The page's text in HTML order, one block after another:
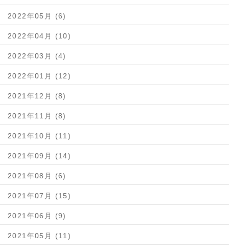
2022年05月 (6)
2022年04月 (10)
2022年03月 (4)
2022年01月 (12)
2021年12月 (8)
2021年11月 (8)
2021年10月 (11)
2021年09月 (14)
2021年08月 (6)
2021年07月 (15)
2021年06月 (9)
2021年05月 (11)